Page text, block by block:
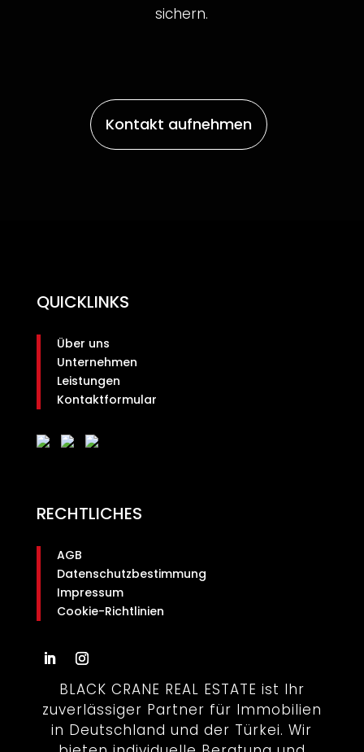
sichern.
Kontakt aufnehmen
QUICKLINKS
Über uns
Unternehmen
Leistungen
Kontaktformular
RECHTLICHES
AGB
Datenschutzbestimmung
Impressum
Cookie-Richtlinien
BLACK CRANE REAL ESTATE ist Ihr
zuverlässiger Partner für Immobilien
in Deutschland und der Türkei. Wir